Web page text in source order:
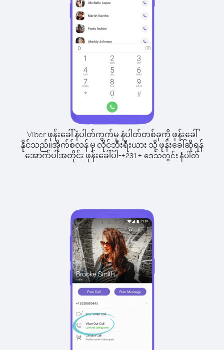
Viber ဖုန်းခေါ်နံပါတ်ကွက်မှ နံပါတ်တစ်ခုကို ဖုန်းခေါ်
နိုင်သည်။အိုက်စ်လန် မှ လိုင်ဘီးရီးယား သို့ ဖုန်းခေါ်ဆိုရန်
အောက်ပါအတိုင်း ဖုန်းခေါ်ပါ-+231+ ဒေသတွင်း နံပါတ်